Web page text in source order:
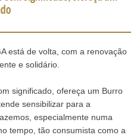
está de volta, com a renovação
e solidário.
significado, ofereça um Burro
sensibilizar para a
especialmente numa
tempo, tão consumista como a